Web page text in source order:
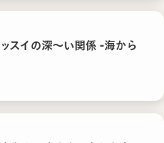
スイの深〜い関係 -海から